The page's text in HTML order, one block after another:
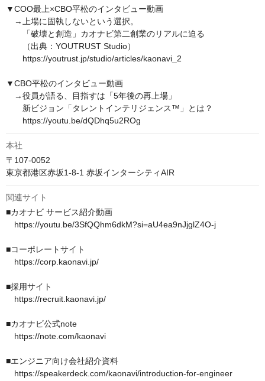
▼COO最上×CBO平松のインタビュー動画
→上場に固執しないという選択。
「破壊と創造」カオナビ第二創業のリアルに迫る
（出典：YOUTRUST Studio）
https://youtrust.jp/studio/articles/kaonavi_2
▼CBO平松のインタビュー動画
→役員が語る、目指すは「5年後の再上場」
新ビジョン「タレントインテリジェンス™」とは？
https://youtu.be/dQDhq5u2ROg
本社
〒107-0052
東京都港区赤坂1-8-1 赤坂インターシティAIR
関連サイト
■カオナビ サービス紹介動画
https://youtu.be/3SfQQhm6dkM?si=aU4ea9nJjglZ4O-j
■コーポレートサイト
https://corp.kaonavi.jp/
■採用サイト
https://recruit.kaonavi.jp/
■カオナビ公式note
https://note.com/kaonavi
■エンジニア向け会社紹介資料
https://speakerdeck.com/kaonavi/introduction-for-engineer